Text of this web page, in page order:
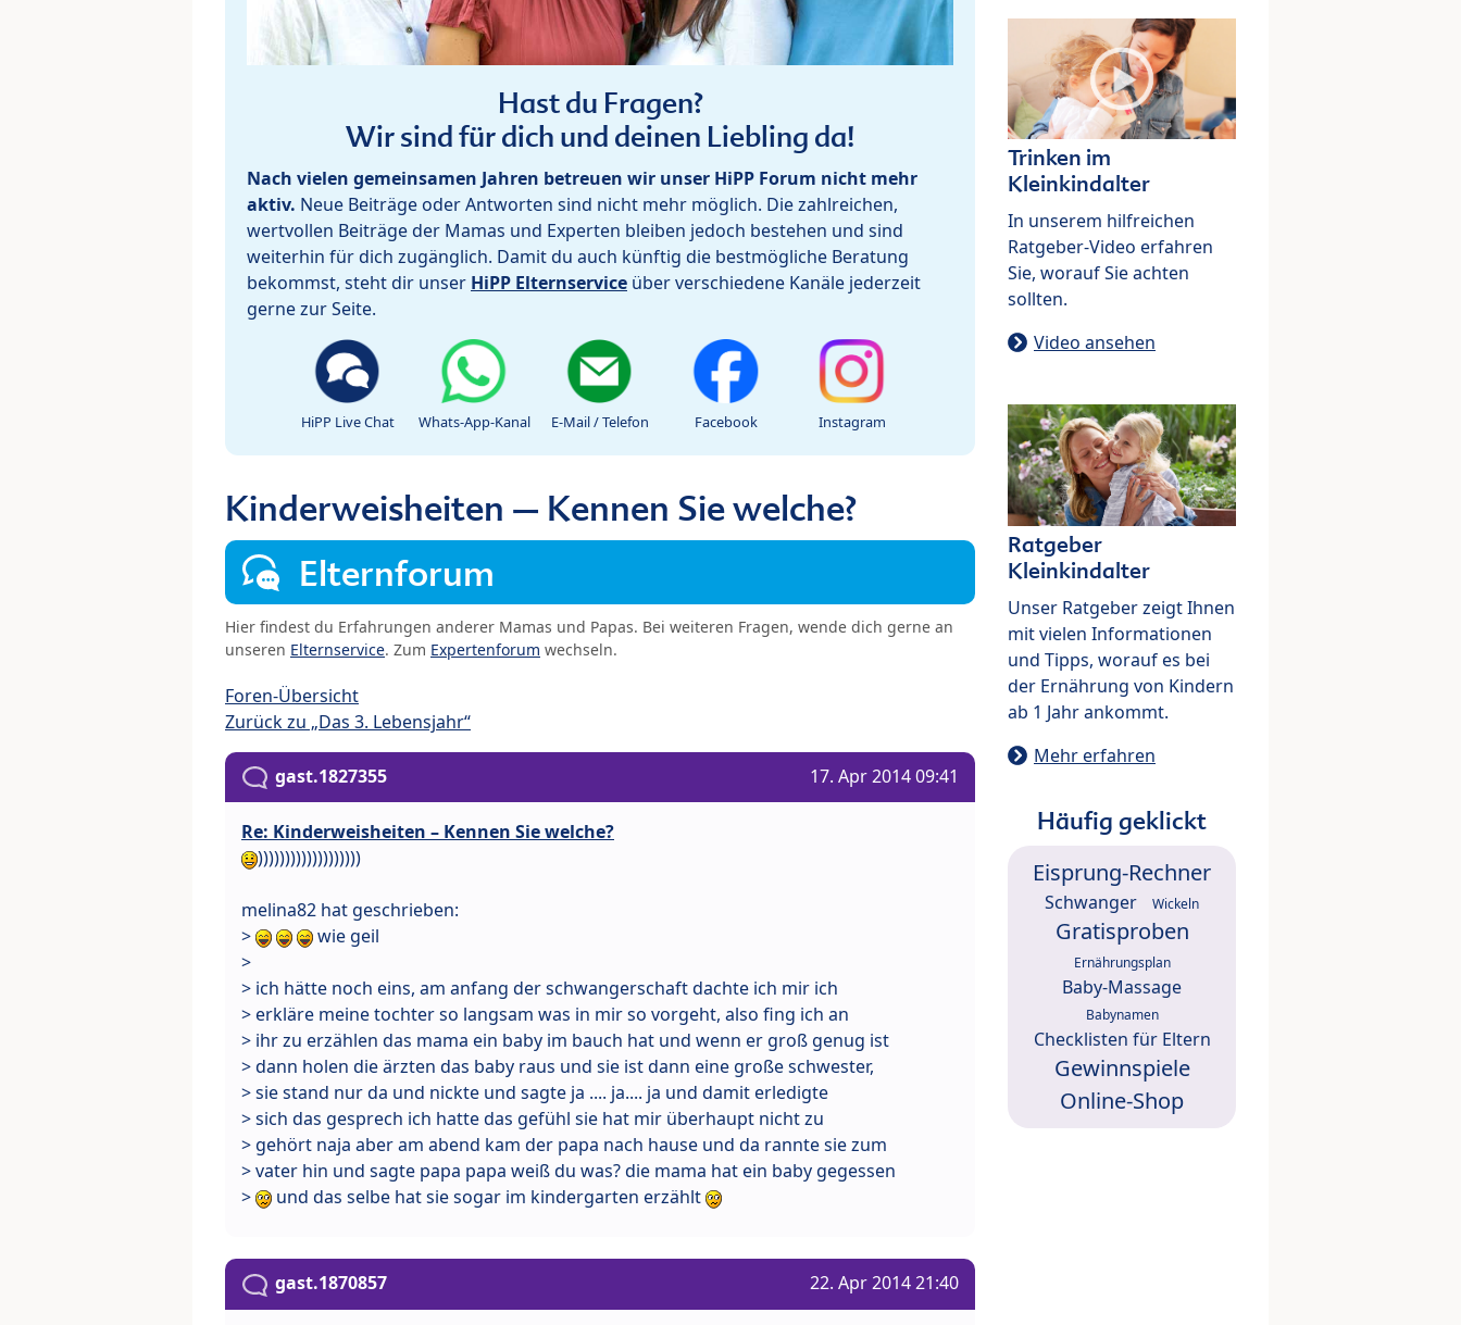
Hast du Fragen?
Wir sind für dich und deinen Liebling da!
Nach vielen gemeinsamen Jahren betreuen wir unser HiPP Forum nicht mehr
aktiv. Neue Beiträge oder Antworten sind nicht mehr möglich. Die zahlreichen,
wertvollen Beiträge der Mamas und Experten bleiben jedoch bestehen und sind
weiterhin für dich zugänglich. Damit du auch künftig die bestmögliche Beratung
bekommst, steht dir unser HiPP Elternservice über verschiedene Kanäle jederzeit
gerne zur Seite.
HiPP Live Chat Whats-App-Kanal E-Mail / Telefon Facebook Instagram
Kinderweisheiten – Kennen Sie welche?
Elternforum
Hier findest du Erfahrungen anderer Mamas und Papas. Bei weiteren Fragen, wende dich gerne an
unseren Elternservice. Zum Expertenforum wechseln.
Foren-Übersicht
Zurück zu „Das 3. Lebensjahr“
gast.1827355 17. Apr 2014 09:41
Re: Kinderweisheiten – Kennen Sie welche?
)))))))))))))))))))
melina82 hat geschrieben:
>
wie geil
>
> ich hätte noch eins, am anfang der schwangerschaft dachte ich mir ich
> erkläre meine tochter so langsam was in mir so vorgeht, also fing ich an
> ihr zu erzählen das mama ein baby im bauch hat und wenn er groß genug ist
> dann holen die ärzten das baby raus und sie ist dann eine große schwester,
> sie stand nur da und nickte und sagte ja .... ja.... ja und damit erledigte
> sich das gesprech ich hatte das gefühl sie hat mir überhaupt nicht zu
> gehört naja aber am abend kam der papa nach hause und da rannte sie zum
> vater hin und sagte papa papa weiß du was? die mama hat ein baby gegessen
>
und das selbe hat sie sogar im kindergarten erzählt
gast.1870857 22. Apr 2014 21:40
Trinken im
Kleinkindalter
In unserem hilfreichen
Ratgeber-Video erfahren
Sie, worauf Sie achten
sollten.
Video ansehen
Ratgeber
Kleinkindalter
Unser Ratgeber zeigt Ihnen
mit vielen Informationen
und Tipps, worauf es bei
der Ernährung von Kindern
ab 1 Jahr ankommt.
Mehr erfahren
Häufig geklickt
Eisprung-Rechner
Schwanger Wickeln
Gratisproben
Ernährungsplan
Baby-Massage
Babynamen
Checklisten für Eltern
Gewinnspiele
Online-Shop